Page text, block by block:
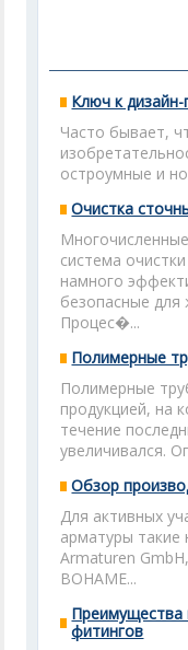
Ключ к
Часто бывает,
остроумные и
Очистка
система
намного
безопасные для
Процес�...
Полимерные
Полимерные
продукцией, на
течение
увеличивался.
Обзор
Для активных
арматуры такие
Armaturen
BOHAME...
Преимущества
фитингов